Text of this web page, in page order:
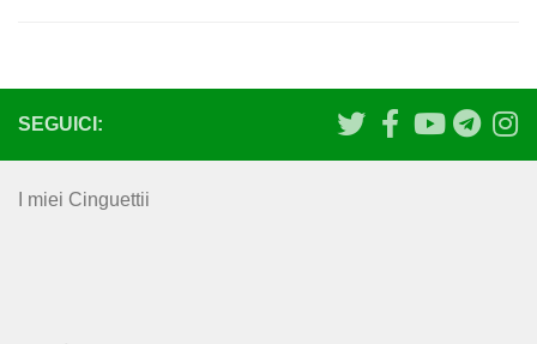
SEGUICI:
I miei Cinguettii